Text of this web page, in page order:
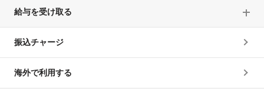
給与を受け取る
振込チャージ
海外で利用する